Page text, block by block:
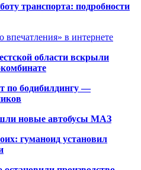
транспорта: подробности
впечатления» в интернете
области вскрыли
по бодибилдингу —
новые автобусы МАЗ
гуманоид установил